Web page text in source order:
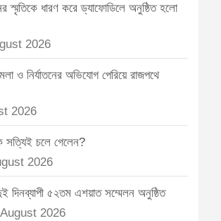
:
স্মৃতিকে ধারণ করে ড্যাফোডিলে অনুষ্ঠিত হলো
2026
ও নির্যাতনের অভিযোগ পেরিয়ে রাজপথে
2026
সত্যিই চলে গেলেন?
2026
দিনব্যাপী ৫২তম এশয়াত সম্মেলন অনুষ্ঠিত
2026